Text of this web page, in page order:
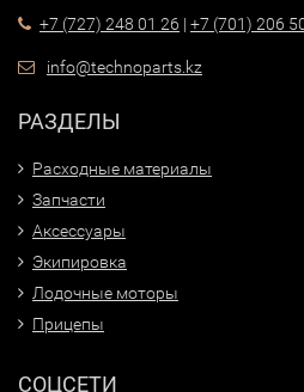
+7 (727) 248 01 26 | +7 (701) 206
info@technoparts.kz
РАЗДЕЛЫ
Расходные материалы
Запчасти
Аксессуары
Экипировка
Лодочные моторы
Прицепы
СОЦСЕТИ